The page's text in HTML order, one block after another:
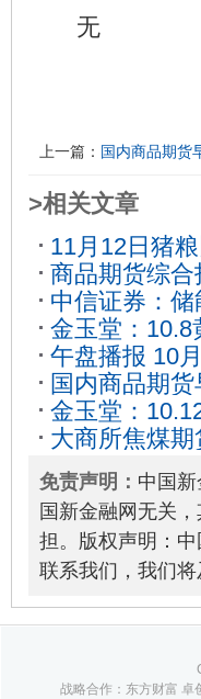
无
上一篇： 国内商品期货
>相关文章
11月12日猪
商品期货综
2025-10-30
中信证券：
价格回暖
金玉堂：10.8
何？2022-10-
午盘播报 10
国内商品期
金玉堂：
力2022-10-12
大商所焦煤
免责声明： 中国
国新金融网无关
担。版权声明：
联系我们，我们将
战略合作：东方财富 卓